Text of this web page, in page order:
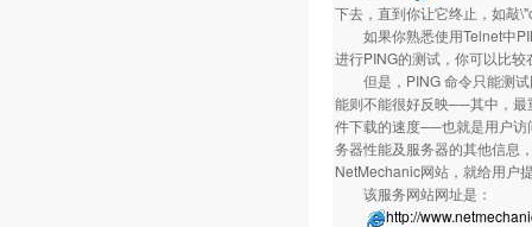
下去，直到你让它终止，如敲
如果你熟悉使用Telnet中
进行PING的测试，你可以比
但是，PING 命令只能测试
能则不能很好反映──其中，最
件下载的速度──也就是用户访
务器性能及服务器的其他信息
NetMechanic网站，就给用户
该服务网站网址是
http://